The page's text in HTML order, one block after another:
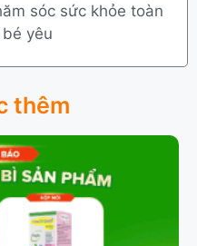
sóc sức khỏe toàn
yêu
thêm